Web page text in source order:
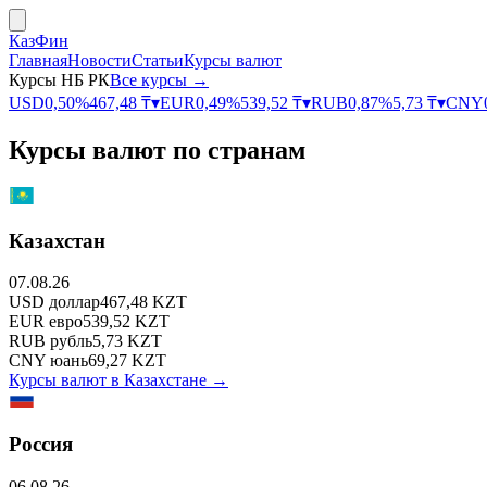
КазФин
ГлавнаяНовостиСтатьиКурсы валют
Курсы НБ РКВсе курсы →
USD0,50%467,48 ₸▾EUR0,49%539,52 ₸▾RUB0,87%5,73 ₸▾CNY
Курсы валют по странам
Казахстан
07.08.26
USD доллар467,48 KZT
EUR евро539,52 KZT
RUB рубль5,73 KZT
CNY юань69,27 KZT
Курсы валют в Казахстане →
Россия